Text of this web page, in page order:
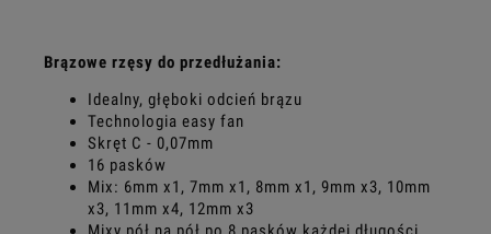
Brązowe rzęsy do przedłużania:
Idealny, głęboki odcień brązu
Technologia easy fan
Skręt C - 0,07mm
16 pasków
Mix: 6mm x1, 7mm x1, 8mm x1, 9mm x3, 10mm
x3, 11mm x4, 12mm x3